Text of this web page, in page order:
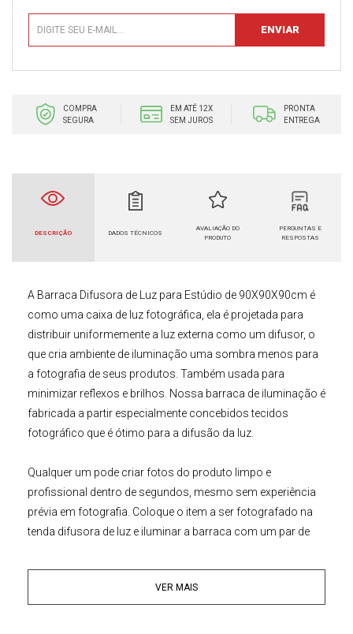
COMPRA
SEGURA
EM ATÉ 12X
SEM JUROS
PRONTA
ENTREGA
DESCRIÇÃO DADOS TÉCNICOS
AVALIAÇÃO DO
PRODUTO
PERGUNTAS E
RESPOSTAS
A Barraca Difusora de Luz para Estúdio de 90X90X90cm é
como uma caixa de luz fotográfica, ela é projetada para
distribuir uniformemente a luz externa como um difusor, o
que cria ambiente de iluminação uma sombra menos para
a fotografia de seus produtos. Também usada para
minimizar reflexos e brilhos. Nossa barraca de iluminação é
fabricada a partir especialmente concebidos tecidos
fotográfico que é ótimo para a difusão da luz.
Qualquer um pode criar fotos do produto limpo e
profissional dentro de segundos, mesmo sem experiência
prévia em fotografia. Coloque o item a ser fotografado na
tenda difusora de luz e iluminar a barraca com um par de
necessária.
VER MAIS